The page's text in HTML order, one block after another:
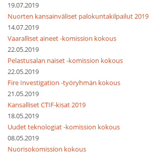
19.07.2019
Nuorten kansainväliset palokuntakilpailut 2019
14.07.2019
Vaaralliset aineet -komission kokous
22.05.2019
Pelastusalan naiset -komission kokous
22.05.2019
Fire Investigation -työryhmän kokous
21.05.2019
Kansalliset CTIF-kisat 2019
18.05.2019
Uudet teknologiat -komission kokous
08.05.2019
Nuorisokomission kokous